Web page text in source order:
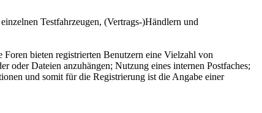
Testfahrzeugen, (Vertrags-)Händlern und
bieten registrierten Benutzern eine Vielzahl von
Dateien anzuhängen; Nutzung eines internen Postfaches;
und somit für die Registrierung ist die Angabe einer